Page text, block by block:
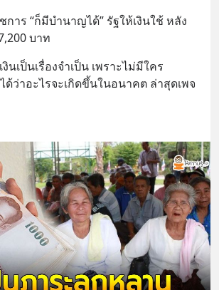
การ “ก็มีบำนาญได้” รัฐให้เงินใช้ หลัง
บาท
เป็นเรื่องจำเป็น เพราะไม่มีใคร
ด้ว่าอะไรจะเกิดขึ้นในอนาคต ล่าสุดเพจ